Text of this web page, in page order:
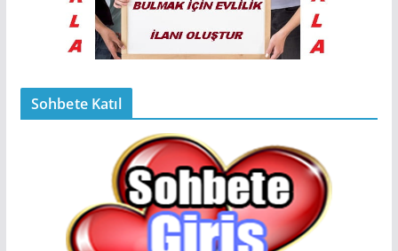
Sohbete Katıl